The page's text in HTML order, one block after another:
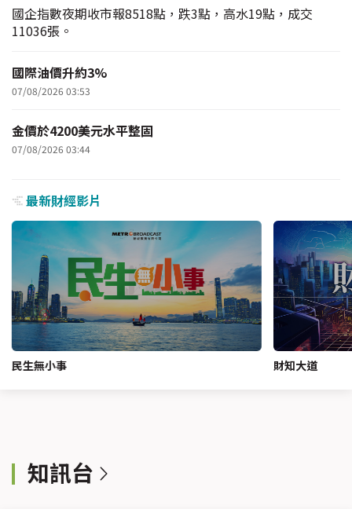
國企指數夜期收市報8518點，跌3點，高水19點，成交
11036張。
國際油價升約3%
07/08/2026 03:53
金價於4200美元水平整固
07/08/2026 03:44
最新財經影片
民生無小事 財知大道
知訊台